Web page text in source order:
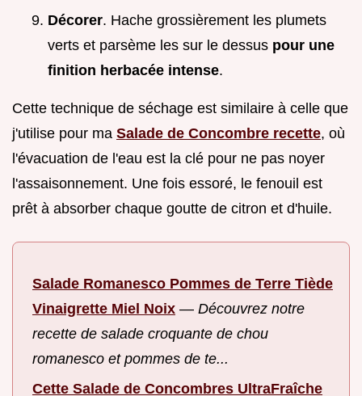
Décorer. Hache grossièrement les plumets
verts et parsème les sur le dessus pour une
finition herbacée intense.
Cette technique de séchage est similaire à celle que
j'utilise pour ma Salade de Concombre recette, où
l'évacuation de l'eau est la clé pour ne pas noyer
l'assaisonnement. Une fois essoré, le fenouil est
prêt à absorber chaque goutte de citron et d'huile.
Salade Romanesco Pommes de Terre Tiède
Vinaigrette Miel Noix — Découvrez notre
recette de salade croquante de chou
romanesco et pommes de te...
Cette Salade de Concombres UltraFraîche